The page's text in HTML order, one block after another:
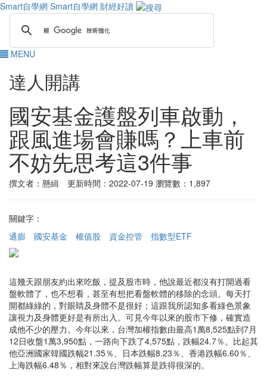
Smart自學網 Smart自學網 財經好讀
MENU
達人開講
國安基金護盤列車啟動，
跟風進場會賺嗎？上車前
不妨先思考這3件事
撰文者：懸緝 更新時間：2022-07-19 瀏覽數：1,897
關鍵字：
通膨
國安基金 權值股 資金控管 指數型ETF
這幾天跟朋友約出來吃飯，提及股市時，他說最近都沒有打開過看
盤軟體了，也不想看，甚至有想把看盤軟體的移除的念頭。每天打
開都綠綠的，對眼睛及身體不是很好；這跟我所認知多看綠色景象
讓視力及身體更好是有所出入。可見今年以來的股市下修，確實造
成他不少的壓力。今年以來，台灣加權指數由最高1萬8,525點到7月
12日收盤1萬3,950點，一路向下跌了4,575點，跌幅24.7％。比起其
他亞洲國家韓國跌幅21.35％、日本跌幅8.23％、香港跌幅6.60％、
上海跌幅6.48％，相對來說台灣跌幅算是跌得很深的。